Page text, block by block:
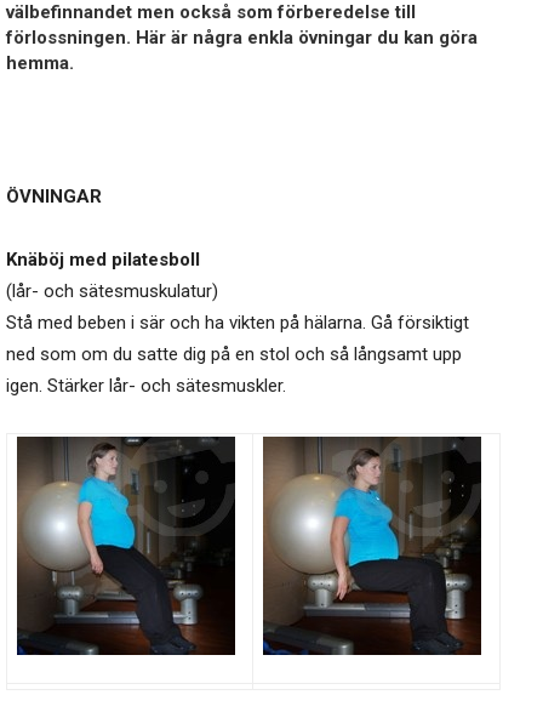
välbefinnandet men också som förberedelse till
förlossningen. Här är några enkla övningar du kan göra
hemma.
ÖVNINGAR
Knäböj med pilatesboll
(lår- och sätesmuskulatur)
Stå med beben i sär och ha vikten på hälarna. Gå försiktigt
ned som om du satte dig på en stol och så långsamt upp
igen. Stärker lår- och sätesmuskler.